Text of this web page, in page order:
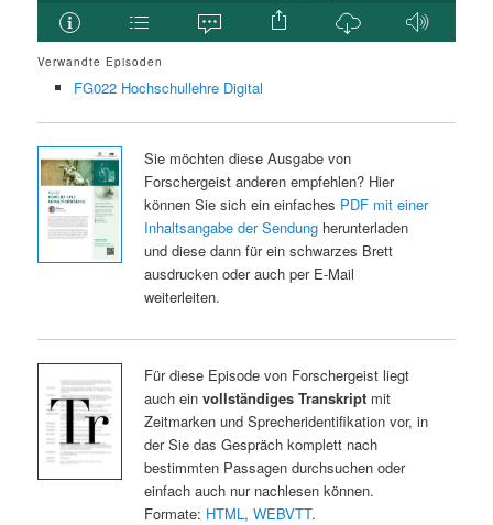
Verwandte Episoden
FG022 Hochschullehre Digital
Sie möchten diese Ausgabe von
Forschergeist anderen empfehlen? Hier
können Sie sich ein einfaches PDF mit einer
Inhaltsangabe der Sendungherunterladen
und diese dann für ein schwarzes Brett
ausdrucken oder auch per E-Mail
weiterleiten.
Für diese Episode von Forschergeist liegt
auch ein vollständiges Transkriptmit
Zeitmarken und Sprecheridentifikation vor, in
der Sie das Gespräch komplett nach
bestimmten Passagen durchsuchen oder
einfach auch nur nachlesen können.
Formate: HTML , WEBVTT.